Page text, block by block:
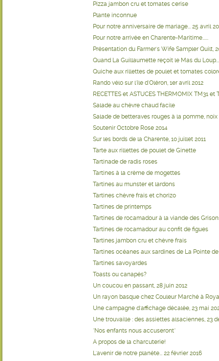
Pizza jambon cru et tomates cerise
Plante inconnue
Pour notre anniversaire de mariage... 25 avril
Pour notre arrivée en Charente-Maritime......
Présentation du Farmer's Wife Sampler Quilt,
Quand La Guillaumette reçoit le Mas du
Quiche aux rillettes de poulet et tomates
Rando vélo sur l'île d'Oléron, 1er avril 2012
RECETTES et ASTUCES THERMOMIX TM31 et
Salade au chèvre chaud facile
Salade de betteraves rouges à la pomme,
Soutenir Octobre Rose 2014
Sur les bords de la Charente, 10 juillet 2011
Tarte aux rillettes de poulet de Ginette
Tartinade de radis roses
Tartines à la crème de mogettes
Tartines au munster et lardons
Tartines chèvre frais et chorizo
Tartines de printemps
Tartines de rocamadour à la viande des
Tartines de rocamadour au confit de figues
Tartines jambon cru et chèvre frais
Tartines océanes aux sardines de La Pointe
Tartines savoyardes
Toasts ou canapés?
Un coucou en passant, 28 juin 2012
Un rayon basque chez Couleur Marché à
Une campagne d'affichage décalée, 23 mai
Une trouvaille : des assiettes alsaciennes, 23
"Nos enfants nous accuseront"
A propos de la charcuterie!
L'avenir de notre planète... 22 février 2016